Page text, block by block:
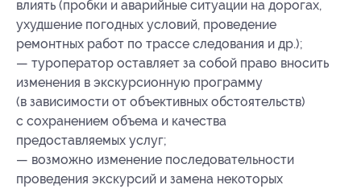
влиять (пробки и аварийные ситуации на дорогах,
ухудшение погодных условий, проведение
ремонтных работ по трассе следования и др.);
— туроператор оставляет за собой право вносить
изменения в экскурсионную программу
(в зависимости от объективных обстоятельств)
с сохранением объема и качества
предоставляемых услуг;
— возможно изменение последовательности
проведения экскурсий и замена некоторых